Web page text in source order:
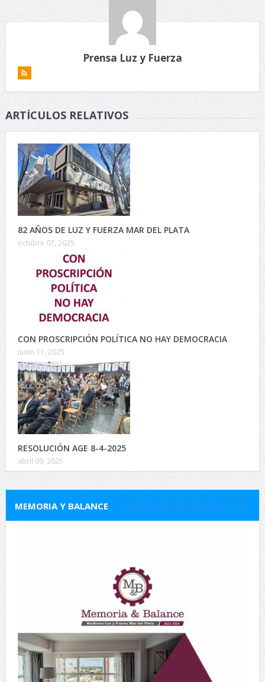
Prensa Luz y Fuerza
ARTÍCULOS RELATIVOS
82 AÑOS DE LUZ Y FUERZA MAR DEL PLATA
octubre 07, 2025
CON PROSCRIPCIÓN POLÍTICA NO HAY DEMOCRACIA
junio 11, 2025
RESOLUCIÓN AGE 8-4-2025
abril 09, 2025
MEMORIA Y BALANCE